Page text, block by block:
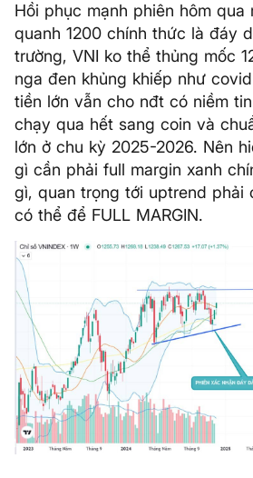
Hồi phục mạnh phiên hôm qua
quanh 1200 chính thức là đáy
trường, VNI ko thể thủng mốc
nga đen khủng khiếp như
tiền lớn vẫn cho nđt có niềm
chạy qua hết sang coin và
lớn ở chu kỳ 2025-2026. Nên
gì cần phải full margin xanh
gì, quan trọng tới uptrend phải
có thể để FULL MARGIN.